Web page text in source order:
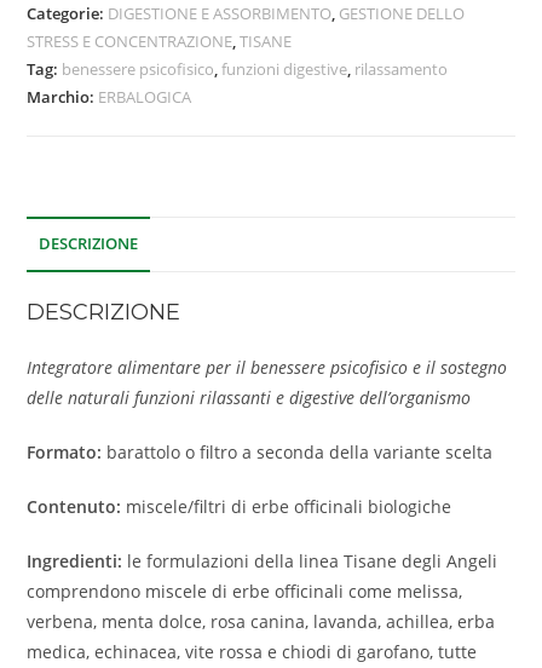
Categorie: DIGESTIONE E ASSORBIMENTO GESTIONE DELLO
STRESS E CONCENTRAZIONE ,TISANE
Tag: benessere psicofisico ,funzioni digestive rilassamento
Marchio: ERBALOGICA
DESCRIZIONE
DESCRIZIONE
Integratore alimentare per il benessere psicofisico e il sostegno
delle naturali funzioni rilassanti e digestive dell’organismo
Formato: barattolo o filtro a seconda della variante scelta
Contenuto: miscele/filtri di erbe officinali biologiche
Ingredienti: le formulazioni della linea Tisane degli Angeli
comprendono miscele di erbe officinali come melissa,
verbena, menta dolce, rosa canina, lavanda, achillea, erba
medica, echinacea, vite rossa e chiodi di garofano, tutte